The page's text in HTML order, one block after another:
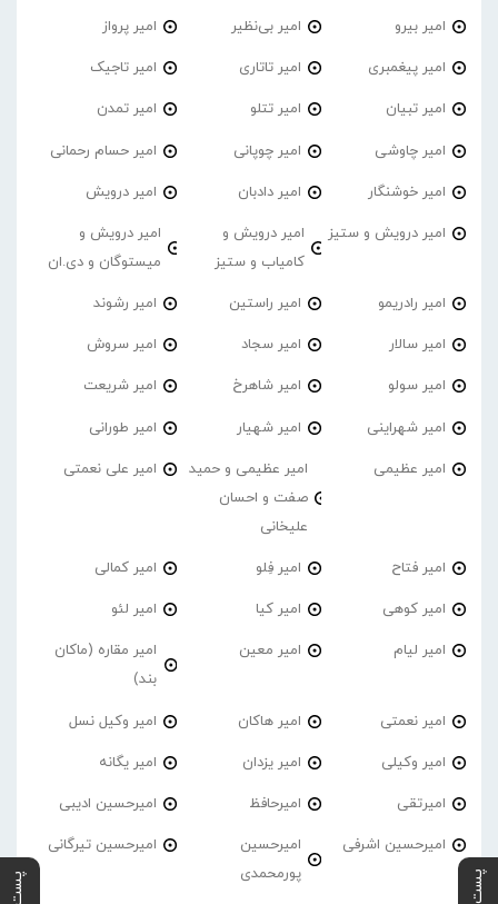
امیر بیرو امیر بی‌نظیر امیر پرواز
امیر پیغمبری امیر تاتاری امیر تاجیک
امیر تبیان امیر تتلو امیر تمدن
امیر چاوشی امیر چوپانی امیر حسام رحمانی
امیر خوشنگار امیر دادبان امیر درویش
امیر درویش و ستیز
امیر درویش و
کامیاب و ستیز
امیر درویش و
میستوگان و دی.ان
امیر رادریمو امیر راستین امیر رشوند
امیر سالار امیر سجاد امیر سروش
امیر سولو امیر شاهرخ امیر شریعت
امیر شهراینی امیر شهیار امیر طورانی
امیر عظیمی
امیر عظیمی و حمید
صفت و احسان
علیخانی
امیر علی نعمتی
امیر فتاح امیر فِلو امیر کمالی
امیر کوهی امیر کیا امیر لئو
امیر لیام امیر معین
امیر مقاره (ماکان
بند)
امیر نعمتی امیر هاکان امیر وکیل نسل
امیر وکیلی امیر یزدان امیر یگانه
امیرتقی امیرحافظ امیرحسین ادیبی
امیرحسین اشرفی
امیرحسین
پورمحمدی
امیرحسین تیرگانی